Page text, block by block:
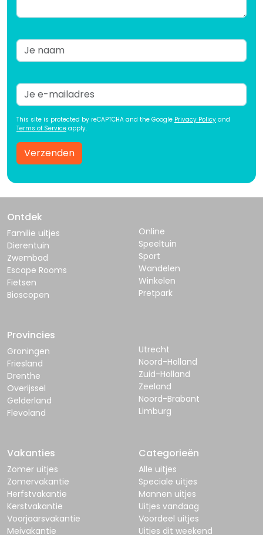
This site is protected by reCAPTCHA and the Google Privacy Policy and
Terms of Service apply.
Verzenden
Ontdek
Familie uitjes
Dierentuin
Zwembad
Escape Rooms
Fietsen
Bioscopen
Online
Speeltuin
Sport
Wandelen
Winkelen
Pretpark
Provincies
Groningen
Friesland
Drenthe
Overijssel
Gelderland
Flevoland
Utrecht
Noord-Holland
Zuid-Holland
Zeeland
Noord-Brabant
Limburg
Vakanties
Zomer uitjes
Zomervakantie
Herfstvakantie
Kerstvakantie
Voorjaarsvakantie
Meivakantie
Categorieën
Alle uitjes
Speciale uitjes
Mannen uitjes
Uitjes vandaag
Voordeel uitjes
Uitjes dit weekend